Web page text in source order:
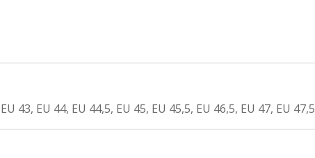
43, EU 44, EU 44,5, EU 45, EU 45,5, EU 46,5, EU 47, EU 47,5